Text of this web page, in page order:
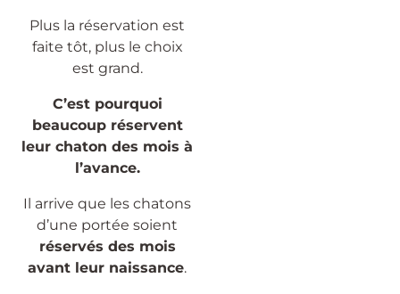
Plus la réservation est
faite tôt, plus le choix
est grand.
C’est pourquoi
beaucoup réservent
leur chaton des mois à
l’avance.
Il arrive que les chatons
d’une portée soient
réservés des mois
avant leur naissance.